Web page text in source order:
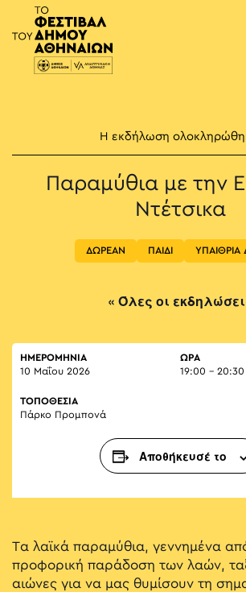
Κύρια
Η εκδήλωση
Παραμύθια με την
Ντέτσικα
ΔΩΡΕΑΝ ΠΑΙΔΙ ΥΠΑΙΘΡΙΑ
« Όλες οι
ΗΜΕΡΟΜΗΝΙΑ
10 Μαΐου 2026
ΏΡΑ
19:00 - 20:30
ΤΟΠΟΘΕΣΙΑ
Πάρκο Προμπονά
Αποθήκευσέ το
Τα λαϊκά παραμύθια, γεννημένα
προφορική παράδοση των λαών,
αιώνες για να μας θυμίσουν τη